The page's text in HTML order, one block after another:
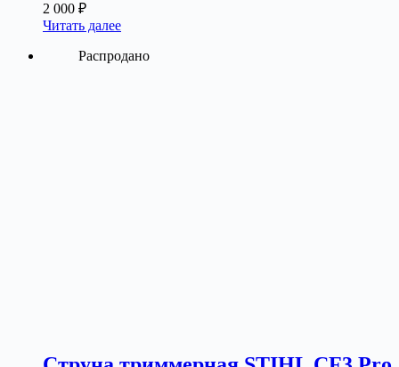
2 000 ₽
Читать далее
Распродано